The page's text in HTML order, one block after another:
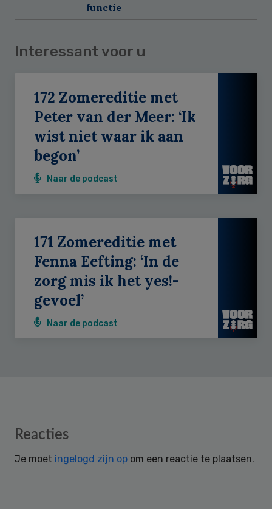
functie
Interessant voor u
172 Zomereditie met
Peter van der Meer: ‘Ik
wist niet waar ik aan
begon’
Naar de podcast
171 Zomereditie met
Fenna Eefting: ‘In de
zorg mis ik het yes!-
gevoel’
Naar de podcast
Reader
Reacties
Je moet ingelogd zijn op om een reactie te plaatsen.